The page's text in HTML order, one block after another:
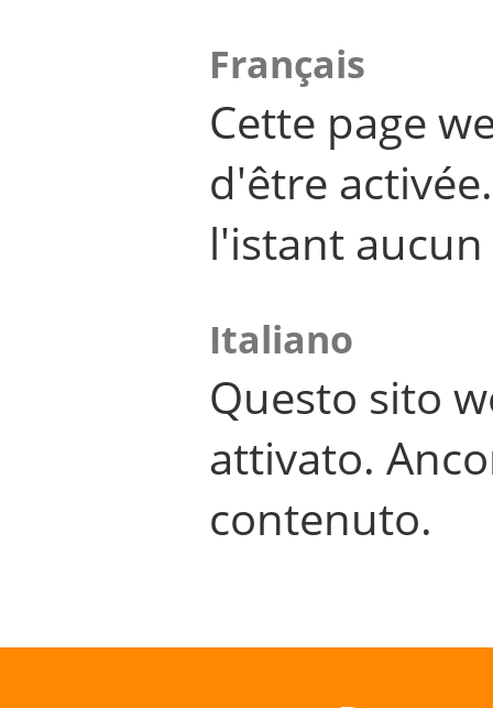
Français
Cette page
d'être
l'istant
Italiano
Questo sito
attivato.
contenuto.